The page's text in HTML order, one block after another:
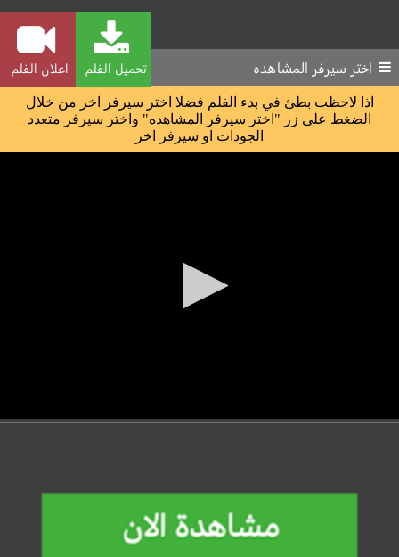
تحميل الفلم اعلان الفلم اختر سيرفر المشاهده
اذا لاحظت بطئ في بدء الفلم فضلا اختر سيرفر اخر من خلال
الضغط على زر "اختر سيرفر المشاهده" واختر سيرفر متعدد
الجودات او سيرفر اخر